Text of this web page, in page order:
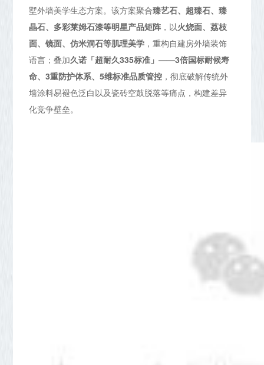
墅外墙美学生态方案。该方案聚合臻艺石、超臻石、臻
晶石、多彩莱姆石漆等明星产品矩阵 ，以火烧面、荔枝
面、镜面、仿米洞石等肌理美学 ，重构自建房外墙装饰
语言；叠加久诺「超耐久335标准」——3倍国标耐候寿
命、3重防护体系、5维标准品质管控 ，彻底破解传统外
墙涂料易褪色泛白以及瓷砖空鼓脱落等痛点，构建差异
化竞争壁垒。